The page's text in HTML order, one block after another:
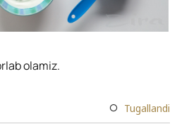
olamiz.
Tugallandi